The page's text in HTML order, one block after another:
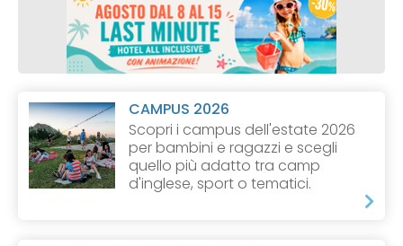
CAMPUS 2026
Scopri i campus dell'estate 2026
per bambini e ragazzi e scegli
quello più adatto tra camp
d'inglese, sport o tematici.